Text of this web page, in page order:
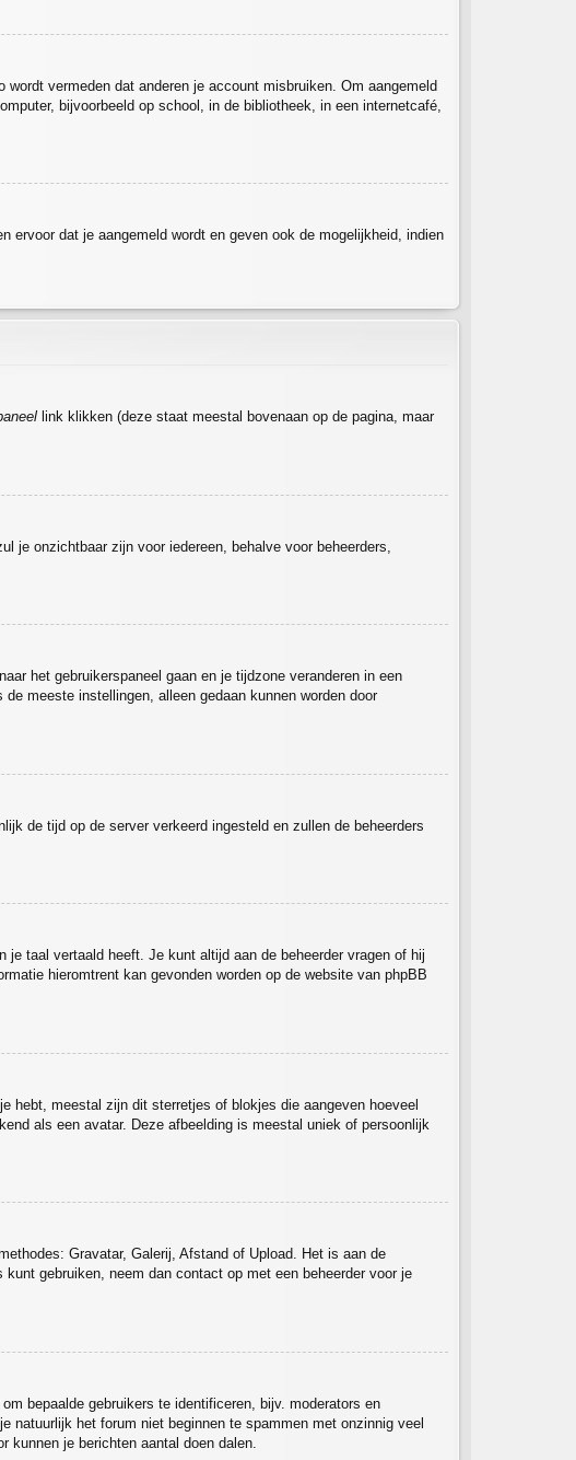
vermeden dat anderen je account misbruiken. Om aangemeld
bijvoorbeeld op school, in de bibliotheek, in een internetcafé,
ervoor dat je aangemeld wordt en geven ook de mogelijkheid, indien
link klikken (deze staat meestal bovenaan op de pagina, maar
je onzichtbaar zijn voor iedereen, behalve voor beheerders,
het gebruikerspaneel gaan en je tijdzone veranderen in een
meeste instellingen, alleen gedaan kunnen worden door
de tijd op de server verkeerd ingesteld en zullen de beheerders
taal vertaald heeft. Je kunt altijd aan de beheerder vragen of hij
hieromtrent kan gevonden worden op de website van phpBB
hebt, meestal zijn dit sterretjes of blokjes die aangeven hoeveel
als een avatar. Deze afbeelding is meestal uniek of persoonlijk
Gravatar, Galerij, Afstand of Upload. Het is aan de
gebruiken, neem dan contact op met een beheerder voor je
bepaalde gebruikers te identificeren, bijv. moderators en
natuurlijk het forum niet beginnen te spammen met onzinnig veel
kunnen je berichten aantal doen dalen.